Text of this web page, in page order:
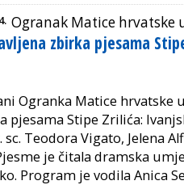
Ogranak Matice hrvatske
zbirka pjesama
Ogranka Matice hrvatske
pjesama Stipe Zrilića:
sc. Teodora Vigato, Jelena
je čitala dramska
Program je vodila Anica